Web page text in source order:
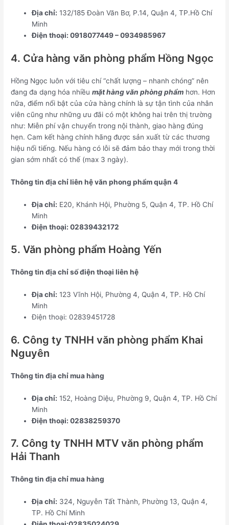
Địa chỉ: 132/185 Đoàn Văn Bơ, P.14, Quận 4, TP.Hồ Chí
Minh
Điện thoại: 0918077449 – 0934985967
4. Cửa hàng văn phòng phẩm Hồng Ngọc
Hồng Ngọc luôn với tiêu chí “chất lượng – nhanh chóng” nên
đang đa dạng hóa nhiềumặt hàng văn phòng phẩm hơn. Hơn
nữa, điểm nổi bật của cửa hàng chính là sự tận tình của nhân
viên cũng như những ưu đãi có một không hai trên thị trường
như: Miễn phí vận chuyển trong nội thành, giao hàng đúng
hẹn. Cam kết hàng chính hãng được sản xuất từ các thương
hiệu nổi tiếng. Nếu hàng có lỗi sẽ đảm bảo thay mới trong thời
gian sớm nhất có thế (max 3 ngày).
Thông tin địa chỉ liên hệ văn phong phẩm quận 4
Địa chỉ: E20, Khánh Hội, Phường 5, Quận 4, TP. Hồ Chí
Minh
Điện thoại: 02839432172
5. Văn phòng phẩm Hoàng Yến
Thông tin địa chỉ số điện thoại liên hệ
Địa chỉ: 123 Vĩnh Hội, Phường 4, Quận 4, TP. Hồ Chí
Minh
Điện thoại: 02839451728
6. Công ty TNHH văn phòng phẩm Khai
Nguyên
Thông tin địa chỉ mua hàng
Địa chỉ: 152, Hoàng Diệu, Phường 9, Quận 4, TP. Hồ Chí
Minh
Điện thoại: 02838259370
7. Công ty TNHH MTV văn phòng phẩm
Hải Thanh
Thông tin địa chỉ mua hàng
Địa chỉ: 324, Nguyễn Tất Thành, Phường 13, Quận 4,
TP. Hồ Chí Minh